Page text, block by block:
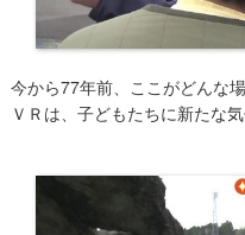
今から77年前、ここがどんな
ＶＲは、子どもたちに新たな